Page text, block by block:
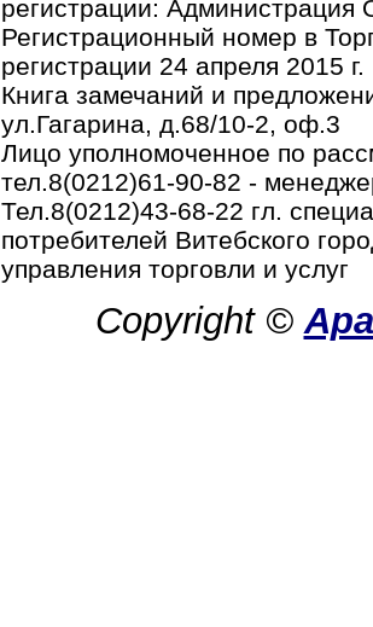
регистрации: Администрация
Регистрационный номер в
регистрации 24 апреля 2015 г.
Книга замечаний и
ул.Гагарина, д.68/10-2, оф.3
Лицо уполномоченное по
тел.8(0212)61-90-82 -
Тел.8(0212)43-68-22 гл.
потребителей Витебского
управления торговли и услуг
Copyright ©